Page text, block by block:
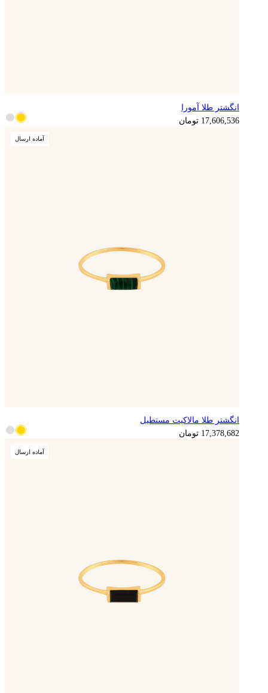
انگشتر طلا آمورا
17,606,536 تومان
آماده ارسال
انگشتر طلا مالاکیت مستطیل
17,378,682 تومان
آماده ارسال